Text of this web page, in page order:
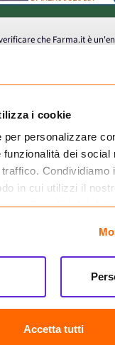
i cookie
personalizzare
dei social
Condividiamo
in cui utilizzi il
di analisi dei dati
fornito loro o che
Accetta tutti
che Farma.it è
della Salute a effettuare la
REA: NA-884088
Marinare 128, 80147